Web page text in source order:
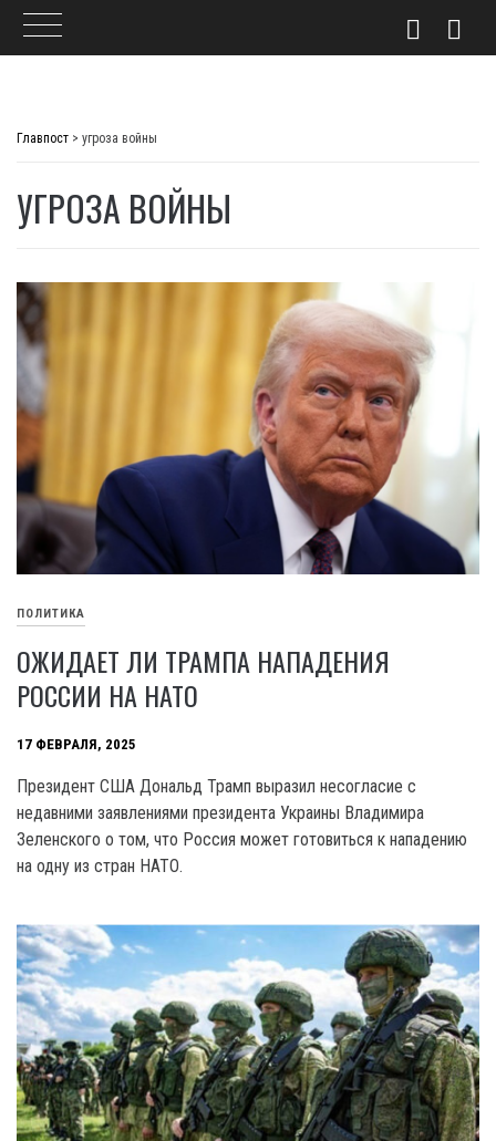
Главпост > угроза войны
УГРОЗА ВОЙНЫ
ПОЛИТИКА
ОЖИДАЕТ ЛИ ТРАМПА НАПАДЕНИЯ
РОССИИ НА НАТО
17 ФЕВРАЛЯ, 2025
Президент США Дональд Трамп выразил несогласие с
недавними заявлениями президента Украины Владимира
Зеленского о том, что Россия может готовиться к нападению
на одну из стран НАТО.